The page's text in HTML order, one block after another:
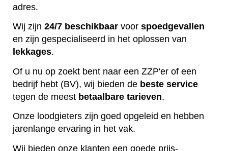
adres.
Wij zijn 24/7 beschikbaar voor spoedgevallen
en zijn gespecialiseerd in het oplossen van
lekkages.
Of u nu op zoekt bent naar een ZZP'er of een
bedrijf hebt (BV), wij bieden de beste service
tegen de meest betaalbare tarieven.
Onze loodgieters zijn goed opgeleid en hebben
jarenlange ervaring in het vak.
Wij bieden onze klanten een goede prijs-